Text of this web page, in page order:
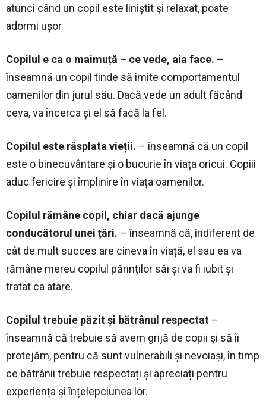
atunci când un copil este liniștit și relaxat, poate
adormi ușor.
Copilul e ca o maimuță – ce vede, aia face. –
înseamnă un copil tinde să imite comportamentul
oamenilor din jurul său. Dacă vede un adult făcând
ceva, va încerca și el să facă la fel.
Copilul este răsplata vieții. – înseamnă că un copil
este o binecuvântare și o bucurie în viața oricui. Copiii
aduc fericire și împlinire în viața oamenilor.
Copilul rămâne copil, chiar dacă ajunge
conducătorul unei țări. – înseamnă că, indiferent de
cât de mult succes are cineva în viață, el sau ea va
rămâne mereu copilul părinților săi și va fi iubit și
tratat ca atare.
Copilul trebuie păzit și bătrânul respectat –
înseamnă că trebuie să avem grijă de copii și să îi
protejăm, pentru că sunt vulnerabili și nevoiași, în timp
ce bătrânii trebuie respectați și apreciați pentru
experiența și înțelepciunea lor.